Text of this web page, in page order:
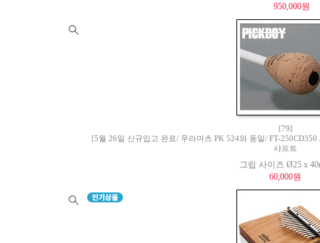
950,000원
[79]
[5월 26일 신규입고 완료/ 무라마츠 PK 524와 동일/ FT-
샤프트
그립 사이즈 Ø25 x
60,000원